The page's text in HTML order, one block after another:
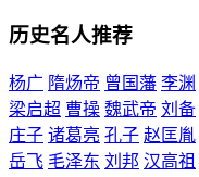
历史名人推荐
杨广 隋炀帝 曾国藩 李渊
梁启超 曹操 魏武帝 刘备
庄子 诸葛亮 孔子 赵匡胤
岳飞 毛泽东 刘邦 汉高祖